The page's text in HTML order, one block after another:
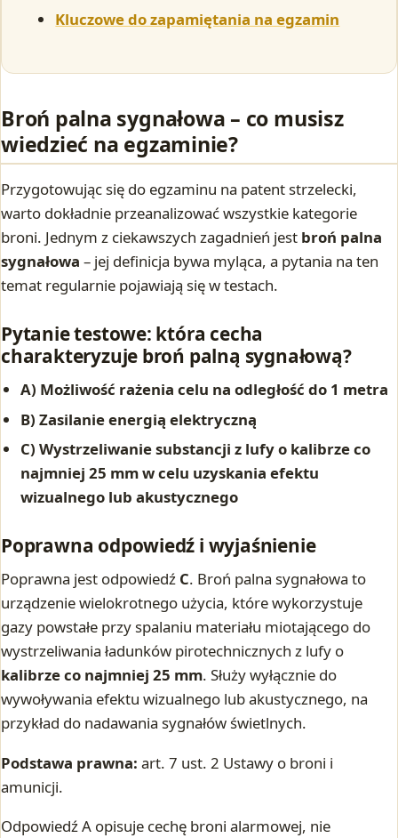
Kluczowe do zapamiętania na egzamin
Broń palna sygnałowa – co musisz
wiedzieć na egzaminie?
Przygotowując się do egzaminu na patent strzelecki,
warto dokładnie przeanalizować wszystkie kategorie
broni. Jednym z ciekawszych zagadnień jest broń palna
sygnałowa – jej definicja bywa myląca, a pytania na ten
temat regularnie pojawiają się w testach.
Pytanie testowe: która cecha
charakteryzuje broń palną sygnałową?
A) Możliwość rażenia celu na odległość do 1 metra
B) Zasilanie energią elektryczną
C) Wystrzeliwanie substancji z lufy o kalibrze co
najmniej 25 mm w celu uzyskania efektu
wizualnego lub akustycznego
Poprawna odpowiedź i wyjaśnienie
Poprawna jest odpowiedź C. Broń palna sygnałowa to
urządzenie wielokrotnego użycia, które wykorzystuje
gazy powstałe przy spalaniu materiału miotającego do
wystrzeliwania ładunków pirotechnicznych z lufy o
kalibrze co najmniej 25 mm. Służy wyłącznie do
wywoływania efektu wizualnego lub akustycznego, na
przykład do nadawania sygnałów świetlnych.
Podstawa prawna: art. 7 ust. 2 Ustawy o broni i
amunicji.
Odpowiedź A opisuje cechę broni alarmowej, nie